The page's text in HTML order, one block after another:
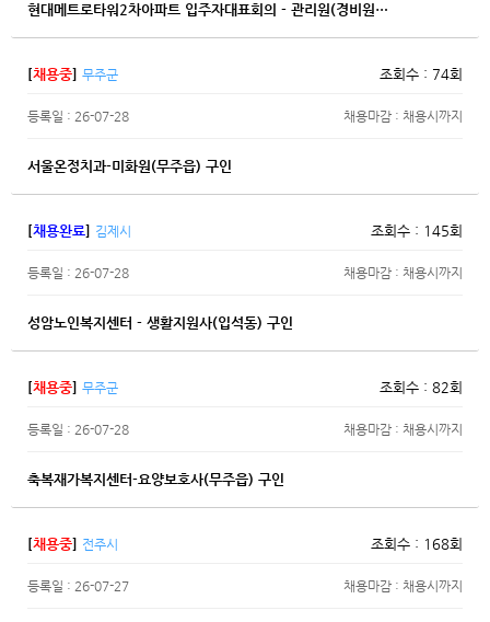
현대메트로타워2차아파트 입주자대표회의 - 관리원(경비원…
[채용중] 무주군 조회수 : 74회
등록일 : 26-07-28 채용마감 : 채용시까지
서울온정치과-미화원(무주읍) 구인
[채용완료] 김제시 조회수 : 145회
등록일 : 26-07-28 채용마감 : 채용시까지
성암노인복지센터 - 생활지원사(입석동) 구인
[채용중] 무주군 조회수 : 82회
등록일 : 26-07-28 채용마감 : 채용시까지
축복재가복지센터-요양보호사(무주읍) 구인
[채용중] 전주시 조회수 : 168회
등록일 : 26-07-27 채용마감 : 채용시까지